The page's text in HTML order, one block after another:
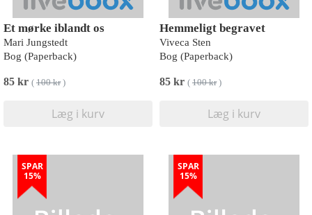
Et mørke iblandt os
Mari Jungstedt
Bog (Paperback)
85 kr ( 100 kr)
Læg i kurv
Hemmeligt begravet
Viveca Sten
Bog (Paperback)
85 kr ( 100 kr)
Læg i kurv
SPAR
15%
SPAR
15%